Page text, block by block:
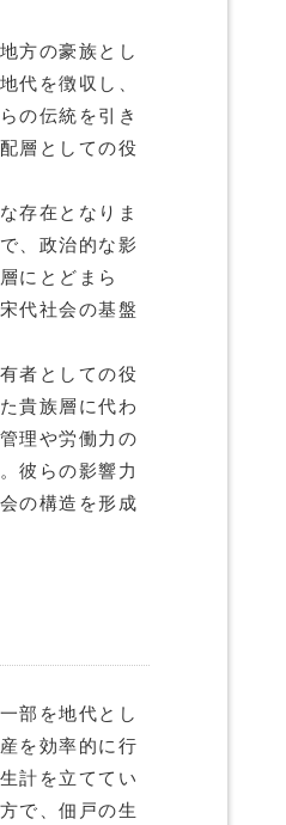
方の豪族とし
代を徴収し、
の伝統を引き
層としての役
存在となりま
、政治的な影
にとどまら
代社会の基盤
者としての役
貴族層に代わ
理や労働力の
彼らの影響力
の構造を形成
部を地代とし
を効率的に行
計を立ててい
で、佃戸の生